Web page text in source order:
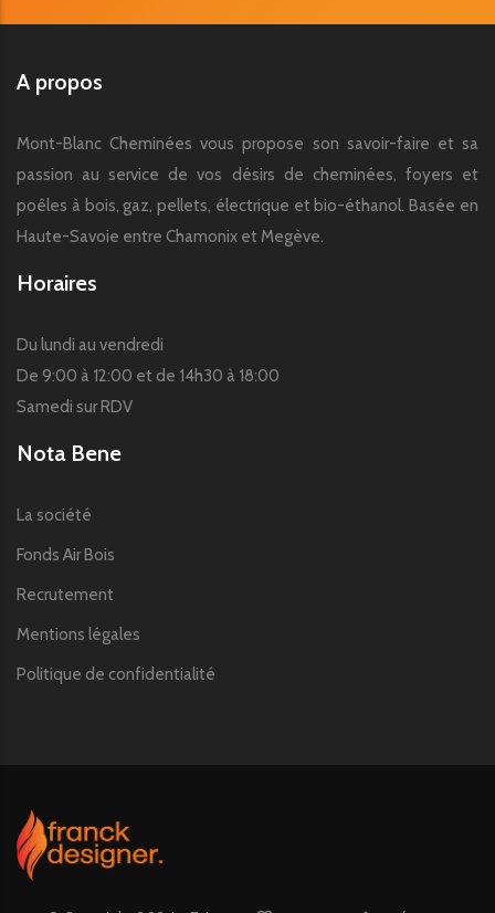
A propos
Mont-Blanc Cheminées vous propose son savoir-faire et sa
passion au service de vos désirs de cheminées, foyers et
poêles à bois, gaz, pellets, électrique et bio-éthanol. Basée en
Haute-Savoie entre Chamonix et Megève.
Horaires
Du lundi au vendredi
De 9:00 à 12:00 et de 14h30 à 18:00
Samedi sur RDV
Nota Bene
La société
Fonds Air Bois
Recrutement
Mentions légales
Politique de confidentialité